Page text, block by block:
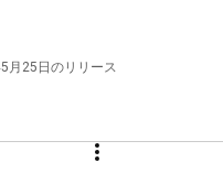
月25日のリリース